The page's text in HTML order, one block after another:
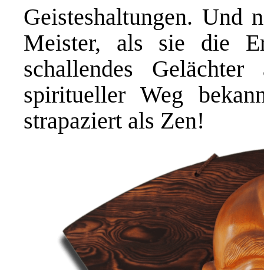
Geisteshaltungen. Und
Meister, als sie die
schallendes
spiritueller Weg
strapaziert als Zen!